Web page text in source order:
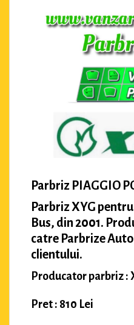
Parbriz PIAGGIO
Parbriz XYG
Bus, din 2001.
catre Parbrize
clientului.
Producator parbriz :
Pret : 810 Lei